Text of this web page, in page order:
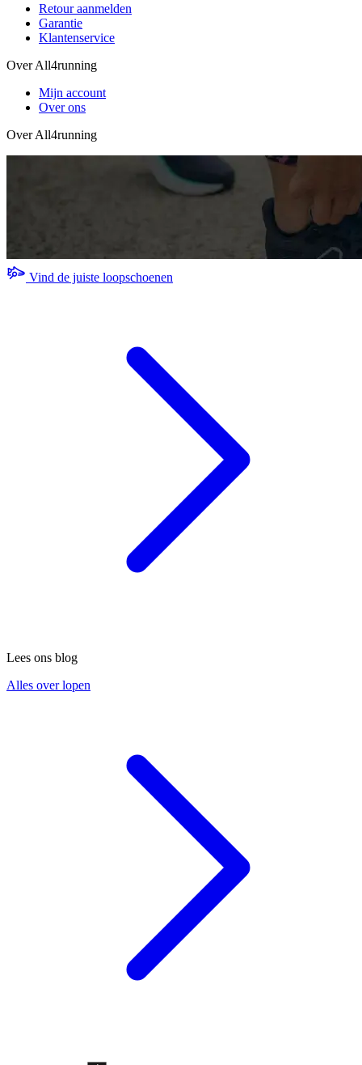
Retour aanmelden
Garantie
Klantenservice
Over All4running
Mijn account
Over ons
Over All4running
Vind de juiste loopschoenen
Lees ons blog
Alles over lopen